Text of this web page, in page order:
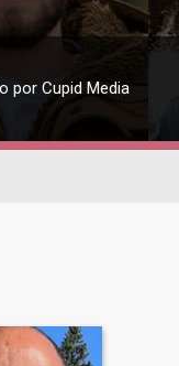
por Cupid Media